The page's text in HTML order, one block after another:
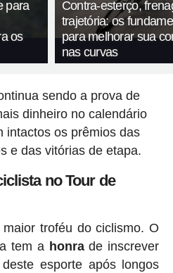
para
os
Contra-esterço,
trajetória: os
para melhorar sua
nas curvas
sendo a prova de
dinheiro no calendário
intactos os prêmios das
e das vitórias de etapa.
no Tour de
troféu do ciclismo. O
tem a honrade inscrever
esporte após longos